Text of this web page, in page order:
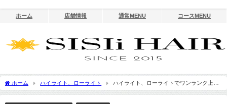
ホーム 店舗情報 通常MENU コースMENU
ホーム ハイライト、ローライト
ハイライト、ローライトでワンランク上の
ヘアカラーに